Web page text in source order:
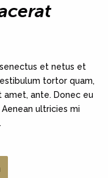
et netus et
tortor quam,
ante. Donec eu
ultricies mi